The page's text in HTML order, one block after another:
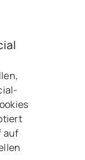
auf